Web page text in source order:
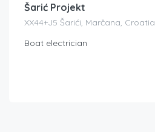
Šarić Projekt
XX44+J5 Šarići, Marčana, Croatia
Boat electrician